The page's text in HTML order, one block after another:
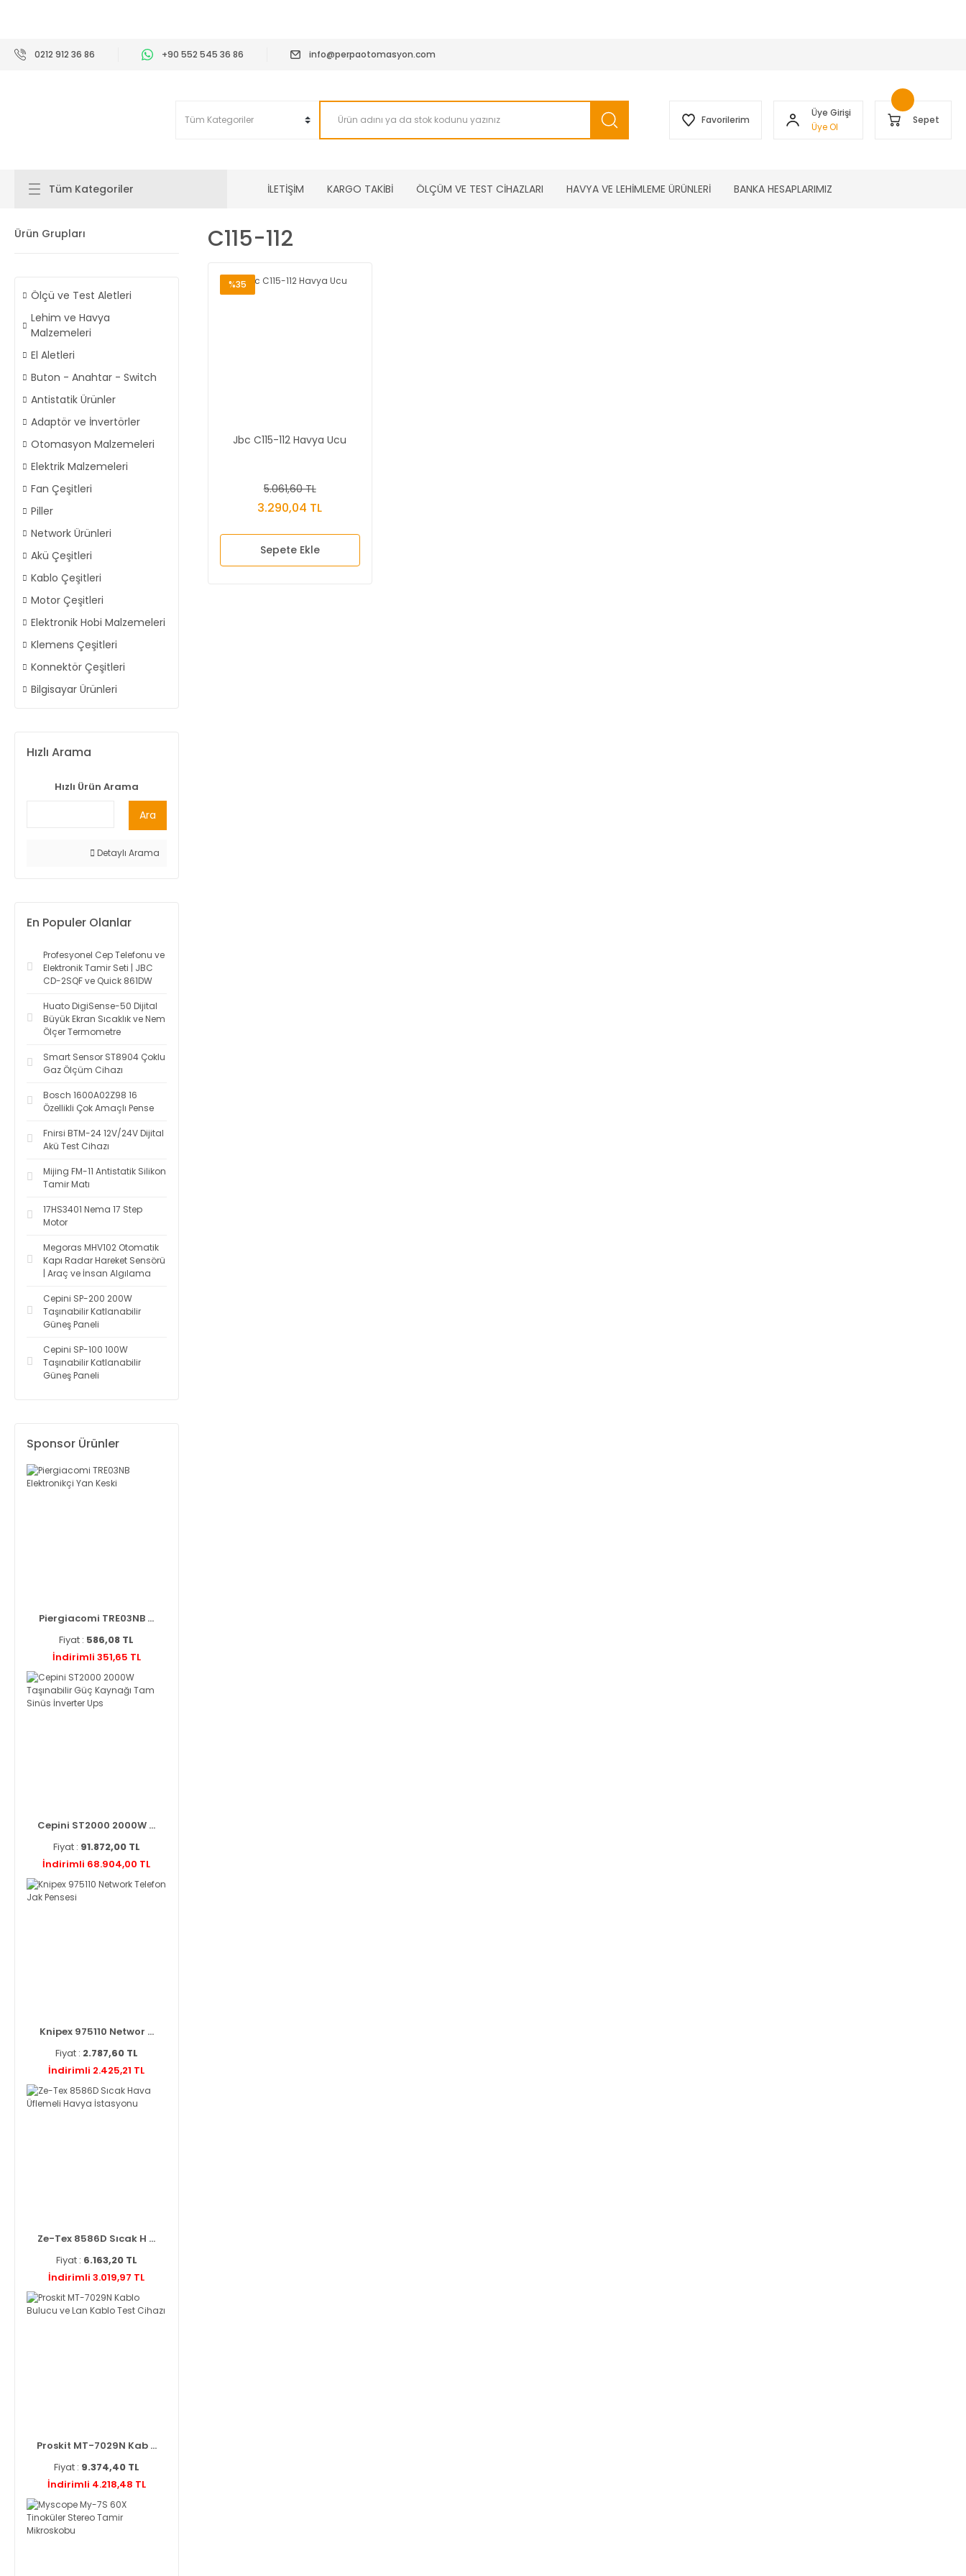
0212 912 36 86 +90 552 545 36 86 info@perpaotomasyon.com
Favorilerim
Üye Girişi
Üye Ol
Sepet
Tüm Kategoriler İLETİŞİM KARGO TAKİBİ ÖLÇÜM VE TEST CİHAZLARI HAVYA VE LEHİMLEME ÜRÜNLERİ BANKA HESAPLARIMIZ
Ürün Grupları
Ölçü ve Test Aletleri
Lehim ve Havya
Malzemeleri
El Aletleri
Buton - Anahtar - Switch
Antistatik Ürünler
Adaptör ve İnvertörler
Otomasyon Malzemeleri
Elektrik Malzemeleri
Fan Çeşitleri
Piller
Network Ürünleri
Akü Çeşitleri
Kablo Çeşitleri
Motor Çeşitleri
Elektronik Hobi Malzemeleri
Klemens Çeşitleri
Konnektör Çeşitleri
Bilgisayar Ürünleri
Hızlı Arama
Hızlı Ürün Arama
Ara
Detaylı Arama
En Populer Olanlar
Profesyonel Cep Telefonu ve
Elektronik Tamir Seti | JBC
CD-2SQF ve Quick 861DW
Huato DigiSense-50 Dijital
Büyük Ekran Sıcaklık ve Nem
Ölçer Termometre
Smart Sensor ST8904 Çoklu
Gaz Ölçüm Cihazı
Bosch 1600A02Z98 16
Özellikli Çok Amaçlı Pense
Fnirsi BTM-24 12V/24V Dijital
Akü Test Cihazı
Mijing FM-11 Antistatik Silikon
Tamir Matı
17HS3401 Nema 17 Step
Motor
Megoras MHV102 Otomatik
Kapı Radar Hareket Sensörü
| Araç ve İnsan Algılama
Cepini SP-200 200W
Taşınabilir Katlanabilir
Güneş Paneli
Cepini SP-100 100W
Taşınabilir Katlanabilir
Güneş Paneli
Sponsor Ürünler
Piergiacomi TRE03NB ...
Fiyat : 586,08 TL
İndirimli 351,65 TL
Cepini ST2000 2000W ...
Fiyat : 91.872,00 TL
İndirimli 68.904,00 TL
Knipex 975110 Networ ...
Fiyat : 2.787,60 TL
İndirimli 2.425,21 TL
Ze-Tex 8586D Sıcak H ...
Fiyat : 6.163,20 TL
İndirimli 3.019,97 TL
Proskit MT-7029N Kab ...
Fiyat : 9.374,40 TL
İndirimli 4.218,48 TL
C115-112
%35
Jbc C115-112 Havya Ucu
5.061,60 TL
3.290,04 TL
Sepete Ekle